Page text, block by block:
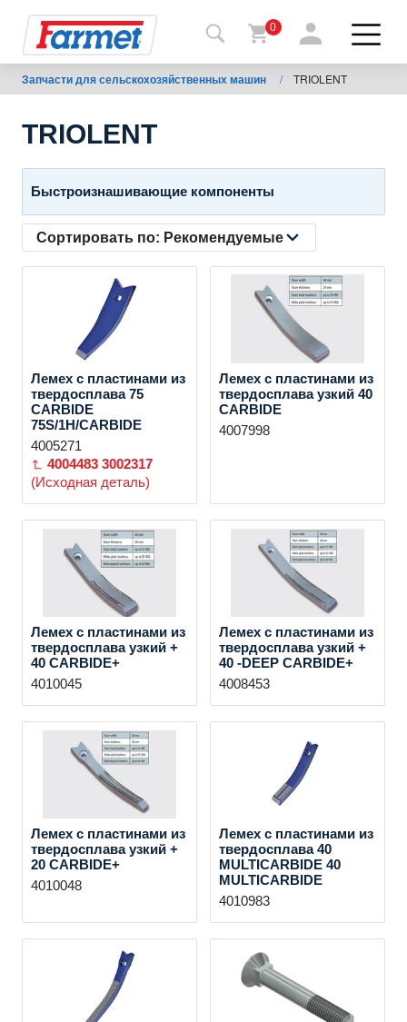
Назад
на
шоп
Мои
машины
скачиванию
0
Запчасти для сельскохозяйственных машин / TRIOLENT
TRIOLENT
Быстроизнашивающие компоненты
Сортировать по: Рекомендуемые
Лемех с пластинами из
твердосплава 75
CARBIDE
75S/1H/CARBIDE
4005271
4004483 3002317
(Исходная деталь)
Лемех с пластинами из
твердосплава узкий 40
CARBIDE
4007998
Лемех с пластинами из
твердосплава узкий +
40 CARBIDE+
4010045
Лемех с пластинами из
твердосплава узкий +
40 -DEEP CARBIDE+
4008453
Лемех с пластинами из
твердосплава узкий +
20 CARBIDE+
4010048
Лемех с пластинами из
твердосплава 40
MULTICARBIDE 40
MULTICARBIDE
4010983